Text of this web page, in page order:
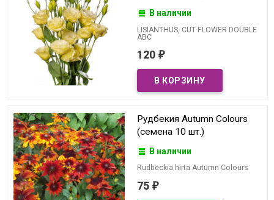
В наличии
LISIANTHUS, CUT FLOWER DOUBLE
ABC
120 ₽
Рудбекия Autumn Colours
(семена 10 шт.)
В наличии
Rudbeckia hirta Autumn Colours
75 ₽